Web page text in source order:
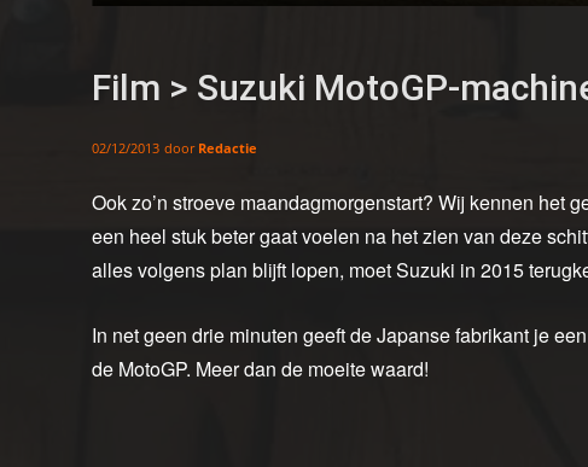
Film > Suzuki MotoGP-
02/12/2013 door Redactie
Ook zo’n stroeve maandagmorgenstart? Wij kennen
een heel stuk beter gaat voelen na het zien van deze
alles volgens plan blijft lopen, moet Suzuki in 2015
In net geen drie minuten geeft de Japanse fabrikant je
de MotoGP. Meer dan de moeite waard!